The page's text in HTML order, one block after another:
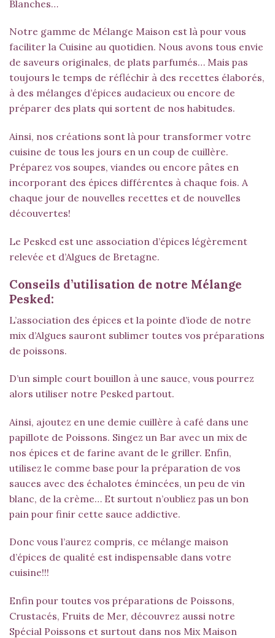
Blanches…
Notre gamme de Mélange Maison est là pour vous
faciliter la Cuisine au quotidien. Nous avons tous envie
de saveurs originales, de plats parfumés… Mais pas
toujours le temps de réfléchir à des recettes élaborés,
à des mélanges d’épices audacieux ou encore de
préparer des plats qui sortent de nos habitudes.
Ainsi, nos créations sont là pour transformer votre
cuisine de tous les jours en un coup de cuillère.
Préparez vos soupes, viandes ou encore pâtes en
incorporant des épices différentes à chaque fois. A
chaque jour de nouvelles recettes et de nouvelles
découvertes!
Le Pesked est une association d’épices légèrement
relevée et d’Algues de Bretagne.
Conseils d’utilisation de notre Mélange
Pesked:
L’association des épices et la pointe d’iode de notre
mix d’Algues sauront sublimer toutes vos préparations
de poissons.
D’un simple court bouillon à une sauce, vous pourrez
alors utiliser notre Pesked partout.
Ainsi, ajoutez en une demie cuillère à café dans une
papillote de Poissons. Singez un Bar avec un mix de
nos épices et de farine avant de le griller. Enfin,
utilisez le comme base pour la préparation de vos
sauces avec des échalotes émincées, un peu de vin
blanc, de la crème… Et surtout n’oubliez pas un bon
pain pour finir cette sauce addictive.
Donc vous l’aurez compris, ce mélange maison
d’épices de qualité est indispensable dans votre
cuisine!!!
Enfin pour toutes vos préparations de Poissons,
Crustacés, Fruits de Mer, découvrez aussi notre
Spécial Poissons et surtout dans nos Mix Maison